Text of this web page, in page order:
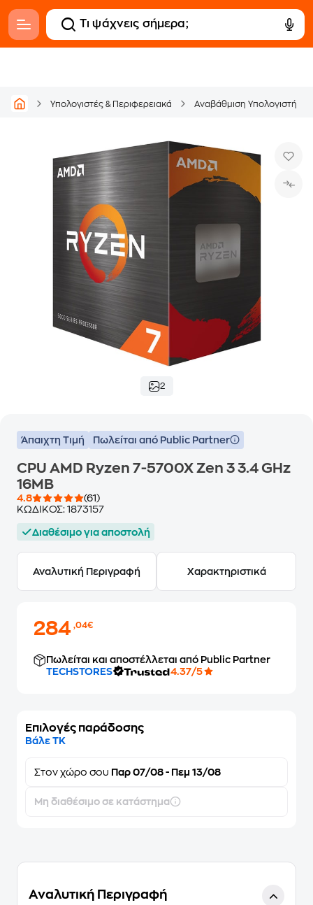
Υπολογιστές & Περιφερειακά Αναβάθμιση Υπολογιστή
2
Άπαιχτη Τιμή Πωλείται από Public Partner
CPU AMD Ryzen 7-5700X Zen 3 3.4 GHz
16MB
4.8
(61)
ΚΩΔΙΚΟΣ: 1873157
Διαθέσιμο για αποστολή
Αναλυτική Περιγραφή Χαρακτηριστικά
284,04€
Πωλείται και αποστέλλεται από Public Partner
TECHSTORES
4.37/5
Επιλογές παράδοσης
Βάλε ΤΚ
Στον χώρο σου Παρ 07/08 - Πεμ 13/08
Μη διαθέσιμο σε κατάστημα
Αναλυτική Περιγραφή